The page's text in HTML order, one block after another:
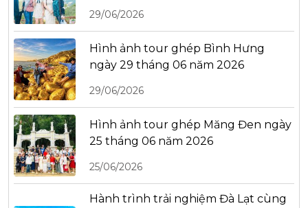
29/06/2026
Hình ảnh tour ghép Bình Hưng
ngày 29 tháng 06 năm 2026
29/06/2026
Hình ảnh tour ghép Măng Đen ngày
25 tháng 06 năm 2026
25/06/2026
Hành trình trải nghiệm Đà Lạt cùng